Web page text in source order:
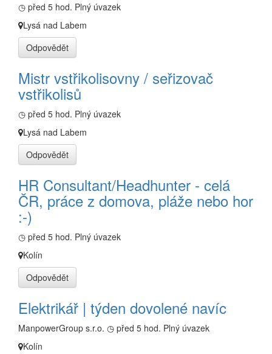
◷ před 5 hod. Plný úvazek
Lysá nad Labem
Odpovědět
Mistr vstřikolisovny / seřizovač
vstřikolisů
◷ před 5 hod. Plný úvazek
Lysá nad Labem
Odpovědět
HR Consultant/Headhunter - celá
ČR, práce z domova, pláže nebo hor
:-)
◷ před 5 hod. Plný úvazek
Kolín
Odpovědět
Elektrikář | týden dovolené navíc
ManpowerGroup s.r.o. ◷ před 5 hod. Plný úvazek
Kolín